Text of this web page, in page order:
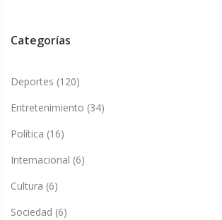
Categorías
Deportes (120)
Entretenimiento (34)
Política (16)
Internacional (6)
Cultura (6)
Sociedad (6)